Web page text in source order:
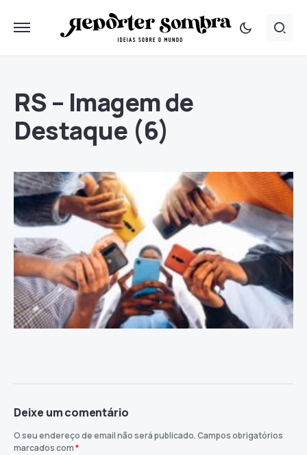
RS – Imagem de
Destaque (6)
Deixe um comentário
O seu endereço de email não será publicado.Campos obrigatórios
marcados com*